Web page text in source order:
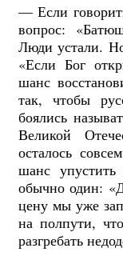
— Если
вопрос:
Люди устали.
«Если Бог
шанс
так, чтобы
боялись
Великой
осталось
шанс
обычно один:
цену мы уже
на полпути,
разгребать